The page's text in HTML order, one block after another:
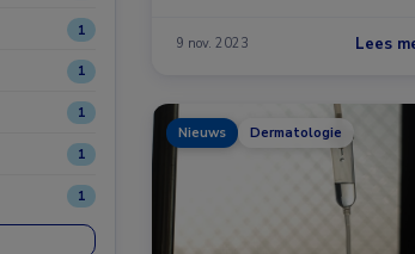
1
1
1
1
1
9 nov. 2023 Lees
Nieuws Dermatologie